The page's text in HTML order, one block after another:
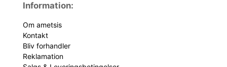
Information:
Om ametsis
Kontakt
Bliv forhandler
Reklamation